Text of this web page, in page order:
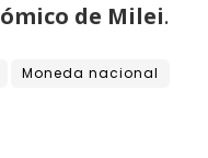
de Milei.
Moneda nacional